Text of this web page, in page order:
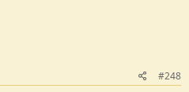
#248